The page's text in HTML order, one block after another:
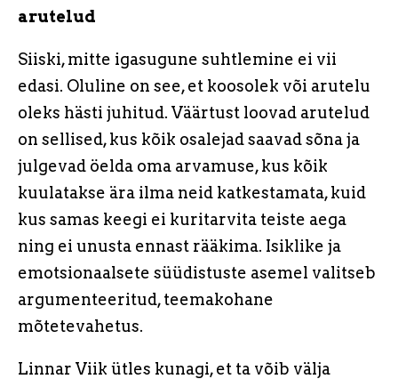
arutelud
Siiski, mitte igasugune suhtlemine ei vii
edasi. Oluline on see, et koosolek või arutelu
oleks hästi juhitud. Väärtust loovad arutelud
on sellised, kus kõik osalejad saavad sõna ja
julgevad öelda oma arvamuse, kus kõik
kuulatakse ära ilma neid katkestamata, kuid
kus samas keegi ei kuritarvita teiste aega
ning ei unusta ennast rääkima. Isiklike ja
emotsionaalsete süüdistuste asemel valitseb
argumenteeritud, teemakohane
mõtetevahetus.
Linnar Viik ütles kunagi, et ta võib välja